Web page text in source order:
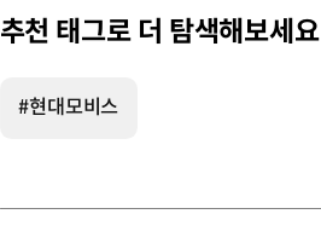
추천 태그로 더 탐색해보세요
#현대모비스